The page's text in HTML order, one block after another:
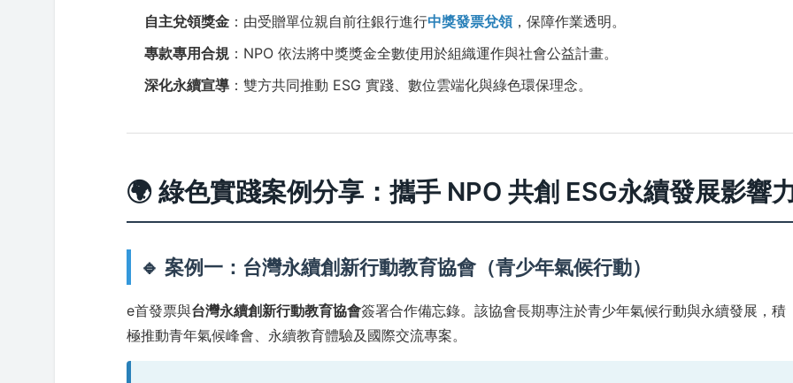
自主兌領獎金 ：由受贈單位親自前往銀行進行中獎發票兌領，保障作業透明。
專款專用合規 ：NPO 依法將中獎獎金全數使用於組織運作與社會公益計畫。
深化永續宣導 ：雙方共同推動 ESG 實踐、數位雲端化與綠色環保理念。
🌍 綠色實踐案例分享：攜手 NPO 共創 ESG永續發展影響
🔹 案例一：台灣永續創新行動教育協會（青少年氣候行動）
e首發票與台灣永續創新行動教育協會簽署合作備忘錄。該協會長期專注於青少年氣候行動與永續發展，積
極推動青年氣候峰會、永續教育體驗及國際交流專案。